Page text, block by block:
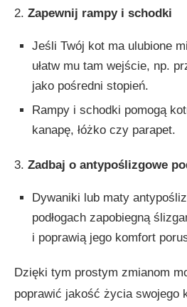
2. Zapewnij rampy i schodki
Jeśli Twój kot ma ulubione
ułatw mu tam wejście, np.
jako pośredni stopień.
Rampy i schodki pomogą
kanapę, łóżko czy parapet.
3. Zadbaj o antypoślizgowe
Dywaniki lub maty
podłogach zapobiegną
i poprawią jego komfort
Dzięki tym prostym zmianom
poprawić jakość życia swojego